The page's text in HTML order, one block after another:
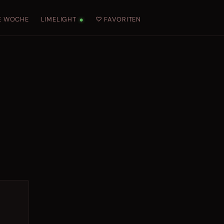
WOCHE LIMELIGHT ● ♡ FAVORITEN